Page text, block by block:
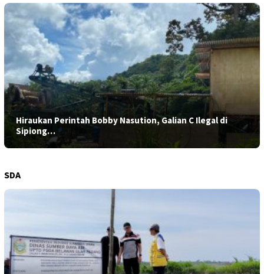
Hiraukan Perintah Bobby Nasution, Galian C Ilegal di
Sipiong…
SDA